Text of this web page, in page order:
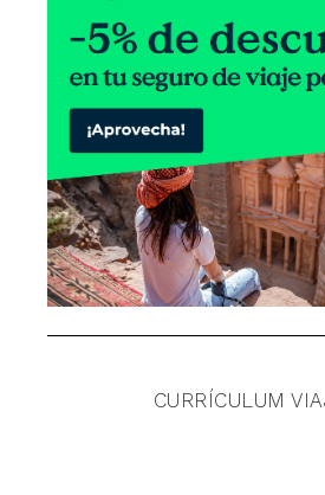
CURRÍCULUM